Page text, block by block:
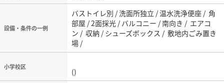
設備・条件の一例
バストイレ別 / 洗面所独立 / 温水洗浄便座 / 角
部屋 / 2面採光 / バルコニー / 南向き / エアコ
ン / 収納 / シューズボックス / 敷地内ごみ置き
場 /
小学校区 ()